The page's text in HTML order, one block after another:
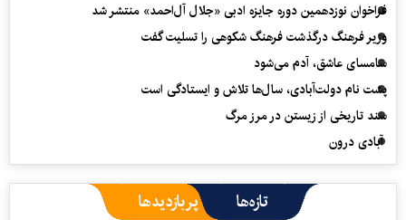
فراخوان نوزدهمین دوره جایزه ادبی «جلال آل‌احمد» منتشر شد
وزیر فرهنگ درگذشت فرهنگ شکوهی را تسلیت گفت
سامسای عاشق، آدم می‌شود
پشت نام دولت‌آبادی، سال‌ها تلاش و ایستادگی است
سند تاریخی از زیستن در مرز مرگ
آبادی درون
تازه‌ها پربازدیدها